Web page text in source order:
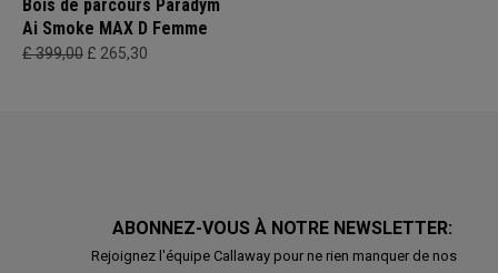
Bois de parcours Paradym
Ai Smoke MAX D Femme
£ 399,00 £ 265,30
ABONNEZ-VOUS À NOTRE NEWSLETTER:
Rejoignez l'équipe Callaway pour ne rien manquer de nos